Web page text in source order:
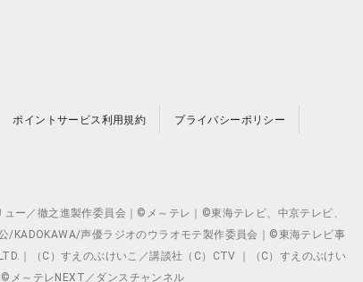
ポイントサービス利用規約 プライバシーポリシー
ー／徹之進製作委員会｜©メ～テレ｜©東海テレビ、中京テレビ、
/KADOKAWA/声優ラジオのウラオモテ製作委員会｜©東海テレビ事
｜（C）すえのぶけいこ／講談社（C）CTV ｜（C）すえのぶけい
メ～テレNEXT／ダンスチャンネル